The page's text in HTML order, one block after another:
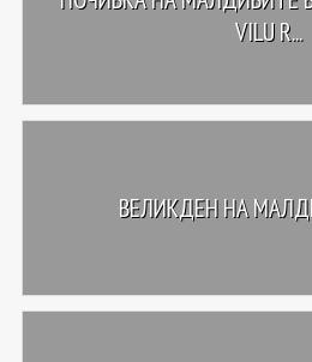
VILU R...
ВЕЛИКДЕН НА